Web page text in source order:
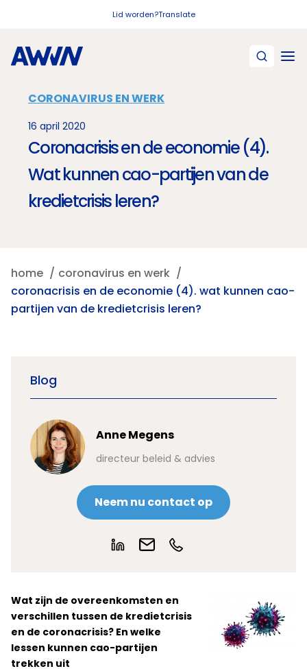
Lid worden?Translate
CORONAVIRUS EN WERK
16 april 2020
Coronacrisis en de economie (4).
Wat kunnen cao-partijen van de
kredietcrisis leren?
home
coronavirus en werk
coronacrisis en de economie (4). wat kunnen cao-
partijen van de kredietcrisis leren?
Blog
Anne Megens
directeur beleid & advies
Neem nu contact op
Wat zijn de overeenkomsten en
verschillen tussen de kredietcrisis
en de coronacrisis? En welke
lessen kunnen cao-partijen
trekken uit